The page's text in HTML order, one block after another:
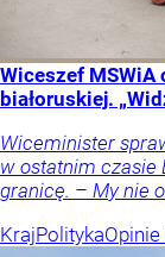
Wiceszef
białoruskiej.
Wiceminister
w ostatnim czasie
granicę. – My nie
KrajPolityka